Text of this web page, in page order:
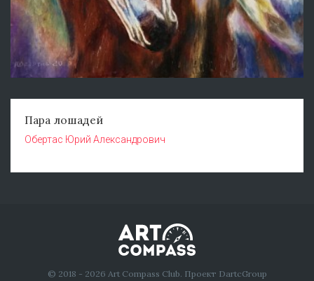
Пара лошадей
Обертас Юрий Александрович
© 2018 - 2026 Art Compass Club. Проект DartcGroup